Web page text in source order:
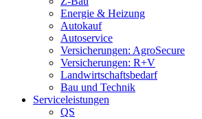
Energie & Heizung
Autokauf
Autoservice
Versicherungen: AgroSecure
Versicherungen: R+V
Landwirtschaftsbedarf
Bau und Technik
Service­­leistungen
QS